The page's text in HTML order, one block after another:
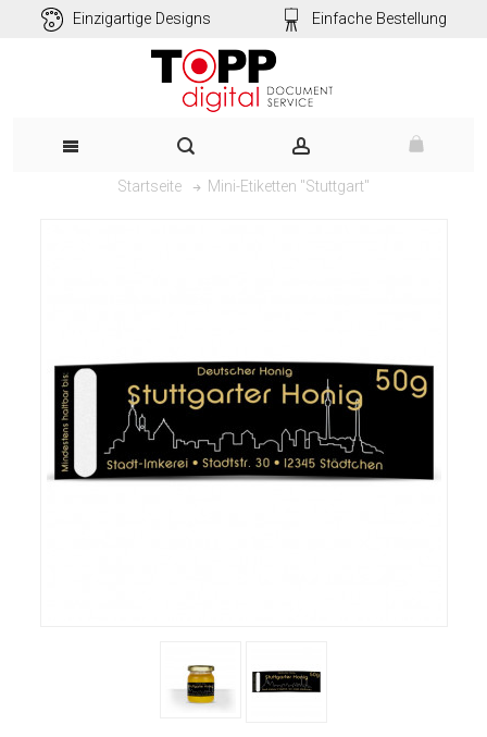
Einzigartige Designs Einfache Bestellung
Startseite Mini-Etiketten "Stuttgart"